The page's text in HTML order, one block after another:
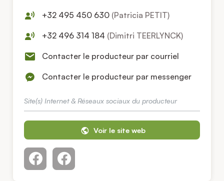
+32 495 450 630 (Patricia PETIT)
+32 496 314 184 (Dimitri TEERLYNCK)
Contacter le producteur par courriel
Contacter le producteur par messenger
Site(s) Internet & Réseaux sociaux du producteur
Voir le site web